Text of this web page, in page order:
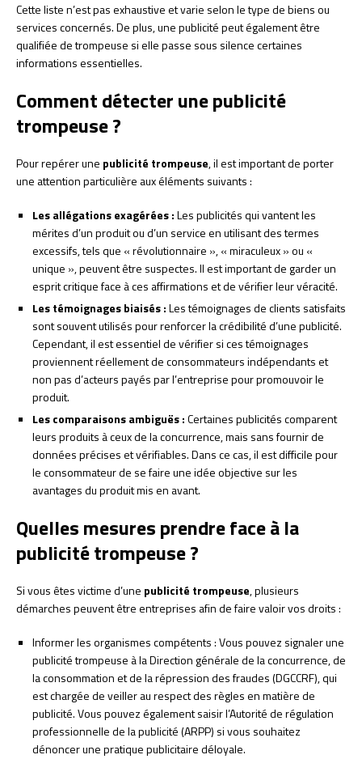
Cette liste n’est pas exhaustive et varie selon le type de biens ou
services concernés. De plus, une publicité peut également être
qualifiée de trompeuse si elle passe sous silence certaines
informations essentielles.
Comment détecter une publicité
trompeuse ?
Pour repérer une publicité trompeuse, il est important de porter
une attention particulière aux éléments suivants :
Les allégations exagérées :Les publicités qui vantent les
mérites d’un produit ou d’un service en utilisant des termes
excessifs, tels que « révolutionnaire », « miraculeux » ou «
unique », peuvent être suspectes. Il est important de garder un
esprit critique face à ces affirmations et de vérifier leur véracité.
Les témoignages biaisés :Les témoignages de clients satisfaits
sont souvent utilisés pour renforcer la crédibilité d’une publicité.
Cependant, il est essentiel de vérifier si ces témoignages
proviennent réellement de consommateurs indépendants et
non pas d’acteurs payés par l’entreprise pour promouvoir le
produit.
Les comparaisons ambiguës :Certaines publicités comparent
leurs produits à ceux de la concurrence, mais sans fournir de
données précises et vérifiables. Dans ce cas, il est difficile pour
le consommateur de se faire une idée objective sur les
avantages du produit mis en avant.
Quelles mesures prendre face à la
publicité trompeuse ?
Si vous êtes victime d’une publicité trompeuse, plusieurs
démarches peuvent être entreprises afin de faire valoir vos droits :
Informer les organismes compétents : Vous pouvez signaler une
publicité trompeuse à la Direction générale de la concurrence, de
la consommation et de la répression des fraudes (DGCCRF), qui
est chargée de veiller au respect des règles en matière de
publicité. Vous pouvez également saisir l’Autorité de régulation
professionnelle de la publicité (ARPP) si vous souhaitez
dénoncer une pratique publicitaire déloyale.